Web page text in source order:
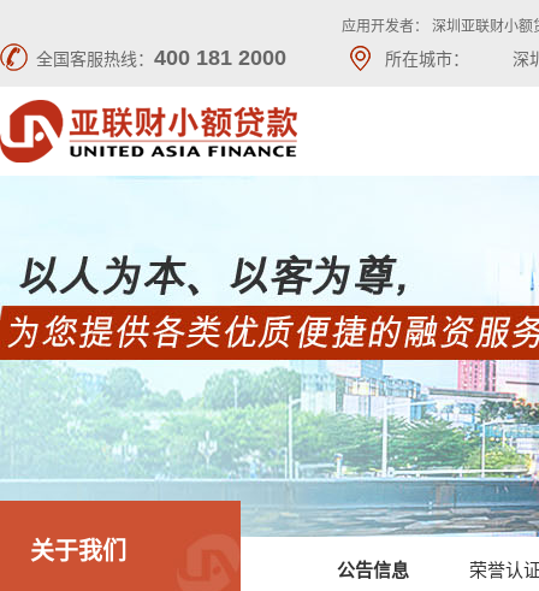
应用开发者： 深圳亚联财小
全国客服热线： 400 181 2000 所在城市： 深
关于我们
公告信息 荣誉认